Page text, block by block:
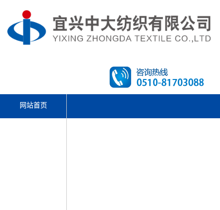
网站首页